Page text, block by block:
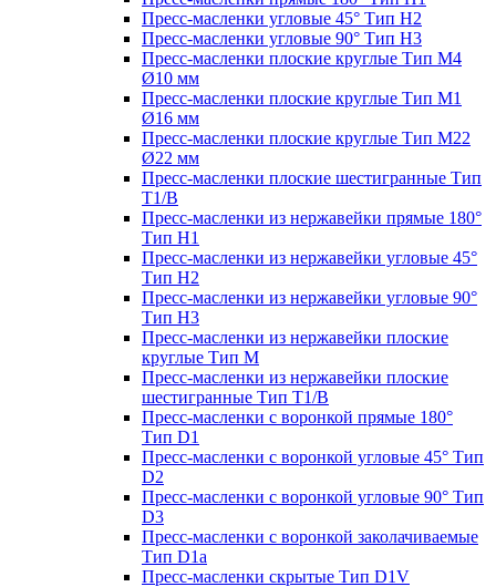
Пресс-масленки угловые 45° Тип H2
Пресс-масленки угловые 90° Тип H3
Пресс-масленки плоские круглые Тип M4
Ø10 мм
Пресс-масленки плоские круглые Тип M1
Ø16 мм
Пресс-масленки плоские круглые Тип M22
Ø22 мм
Пресс-масленки плоские шестигранные Тип
T1/B
Пресс-масленки из нержавейки прямые 180°
Тип H1
Пресс-масленки из нержавейки угловые 45°
Тип H2
Пресс-масленки из нержавейки угловые 90°
Тип H3
Пресс-масленки из нержавейки плоские
круглые Тип M
Пресс-масленки из нержавейки плоские
шестигранные Тип T1/B
Пресс-масленки с воронкой прямые 180°
Тип D1
Пресс-масленки с воронкой угловые 45° Тип
D2
Пресс-масленки с воронкой угловые 90° Тип
D3
Пресс-масленки с воронкой заколачиваемые
Тип D1a
Пресс-масленки скрытые Тип D1V